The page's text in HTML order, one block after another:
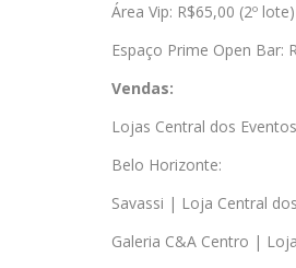
Área Vip: R$65,00 (2º lote)
Espaço Prime Open Bar:
Vendas:
Lojas Central dos Eventos
Belo Horizonte:
Savassi | Loja Central
Galeria C&A Centro |